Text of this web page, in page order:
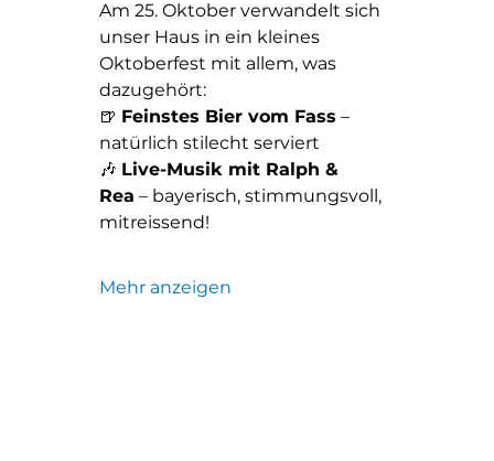
Am 25. Oktober verwandelt sich
unser Haus in ein kleines
Oktoberfest mit allem, was
dazugehört:
🍺 Feinstes Bier vom Fass –
natürlich stilecht serviert
🎶 Live-Musik mit Ralph &
Rea – bayerisch, stimmungsvoll,
mitreissend!
Mehr anzeigen